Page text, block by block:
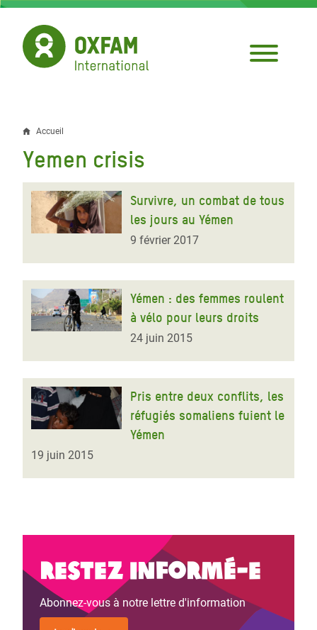
Aller
contenu
principal
Fil
d'Ariane
Accueil
Yemen crisis
Survivre, un combat de tous
les jours au Yémen
9 février 2017
Yémen : des femmes roulent
à vélo pour leurs droits
24 juin 2015
Pris entre deux conflits, les
réfugiés somaliens fuient le
Yémen
19 juin 2015
Restez informé-e
Abonnez-vous à notre lettre d'information